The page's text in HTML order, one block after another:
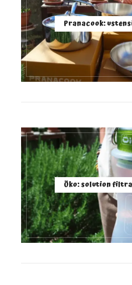
Pranacook:
Öko: solution